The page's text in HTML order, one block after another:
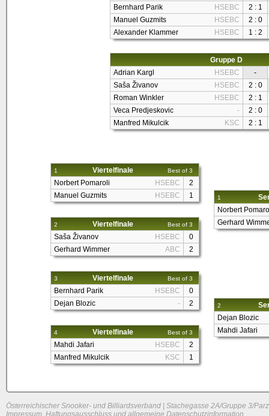
Bernhard Parik
HSEBC
2 : 1
Manuel Guzmits
HSEBC
2 : 0
Alexander Klammer
HSEBC 1 : 2
Gruppe D
Adrian Kargl
HSEBC
-
Saša Živanov
HSEBC
2 : 0
Roman Winkler
HSEBC
2 : 1
Veca Predjeskovic
-
2 : 0
Manfred Mikulcik
KSC 2 : 1
1 Viertelfinale Best of 3
Norbert Pomaroli HSEBC
2
Manuel Guzmits
HSEBC 1
2 Viertelfinale Best of 3
Saša Živanov HSEBC
0
Gerhard Wimmer
ABC 2
3 Viertelfinale Best of 3
Bernhard Parik HSEBC
0
Dejan Blozic
- 2
4 Viertelfinale Best of 3
Mahdi Jafari HSEBC
2
Manfred Mikulcik
KSC 1
1
Norbert
Gerhard
2
Dejan Blozic
Mahdi Jafari
Österreichischer Snooker- und Billiardsverband | Stachegasse 2A/Gruppe 3/
Impressum, Haftungsausschluss und allgemeine Datenschutzinformation